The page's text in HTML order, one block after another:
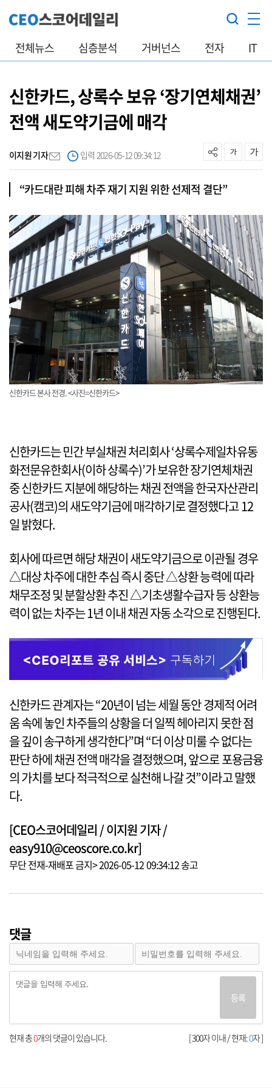
전체뉴스 심층분석 거버넌스 전자 IT
신한카드, 상록수 보유 ‘장기연체채권’
전액 새도약기금에 매각
이지원 기자 입력 2026-05-12 09:34:12
“카드대란 피해 차주 재기 지원 위한 선제적 결단”
신한카드 본사 전경. <사진=신한카드>
신한카드는 민간 부실채권 처리회사 ‘상록수제일차유동
화전문유한회사(이하 상록수)’가 보유한 장기연체채권
중 신한카드 지분에 해당하는 채권 전액을 한국자산관리
공사(캠코)의 새도약기금에 매각하기로 결정했다고 12
일 밝혔다.
회사에 따르면 해당 채권이 새도약기금으로 이관될 경우
△대상 차주에 대한 추심 즉시 중단 △상환 능력에 따라
채무조정 및 분할상환 추진 △기초생활수급자 등 상환능
력이 없는 차주는 1년 이내 채권 자동 소각으로 진행된다.
신한카드 관계자는 “20년이 넘는 세월 동안 경제적 어려
움 속에 놓인 차주들의 상황을 더 일찍 헤아리지 못한 점
을 깊이 송구하게 생각한다”며 “더 이상 미룰 수 없다는
판단 하에 채권 전액 매각을 결정했으며, 앞으로 포용금융
의 가치를 보다 적극적으로 실천해 나갈 것”이라고 말했
다.
[CEO스코어데일리 / 이지원 기자 /
easy910@ceoscore.co.kr]
무단 전재-재배포 금지> 2026-05-12 09:34:12 송고
댓글
등록
[ 300자 이내 / 현재:0자 ]
현재 총0개의 댓글이 있습니다.